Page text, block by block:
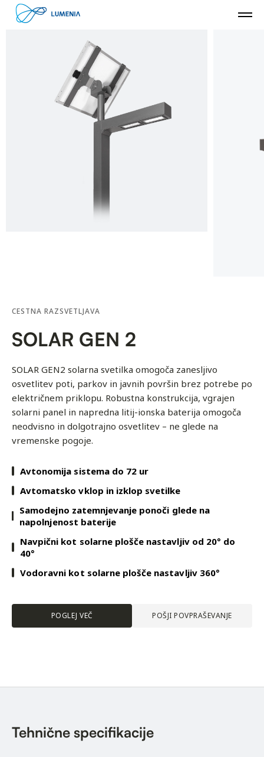
CESTNA RAZSVETLJAVA
SOLAR GEN 2
SOLAR GEN2 solarna svetilka omogoča zanesljivo
osvetlitev poti, parkov in javnih površin brez potrebe po
električnem priklopu. Robustna konstrukcija, vgrajen
solarni panel in napredna litij-ionska baterija omogoča
neodvisno in dolgotrajno osvetlitev – ne glede na
vremenske pogoje.
Avtonomija sistema do 72 ur
Avtomatsko vklop in izklop svetilke
Samodejno zatemnjevanje ponoči glede na
napolnjenost baterije
Navpični kot solarne plošče nastavljiv od 20° do
40°
Vodoravni kot solarne plošče nastavljiv 360°
POGLEJ VEČ POŠJI POVPRAŠEVANJE
Tehnične specifikacije